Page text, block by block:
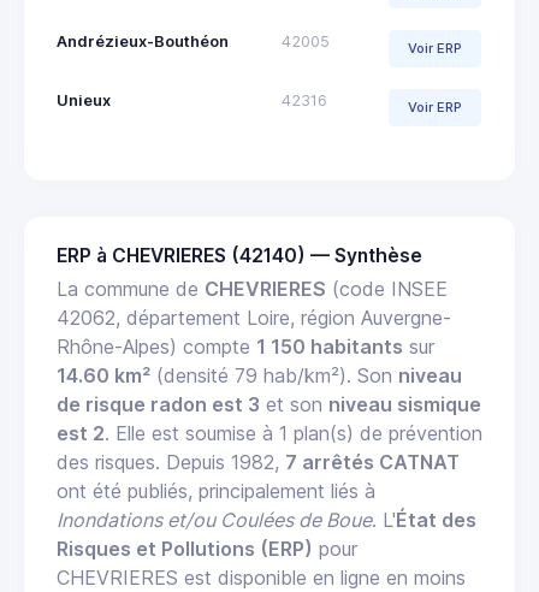
Andrézieux-Bouthéon 42005 Voir ERP
Unieux 42316 Voir ERP
ERP à CHEVRIERES (42140) — Synthèse
La commune de CHEVRIERES (code INSEE
42062, département Loire, région Auvergne-
Rhône-Alpes) compte 1 150 habitants sur
14.60 km² (densité 79 hab/km²). Son niveau
de risque radon est 3 et son niveau sismique
est 2. Elle est soumise à 1 plan(s) de prévention
des risques. Depuis 1982, 7 arrêtés CATNAT
ont été publiés, principalement liés à
Inondations et/ou Coulées de Boue. L'État des
Risques et Pollutions (ERP) pour
CHEVRIERES est disponible en ligne en moins